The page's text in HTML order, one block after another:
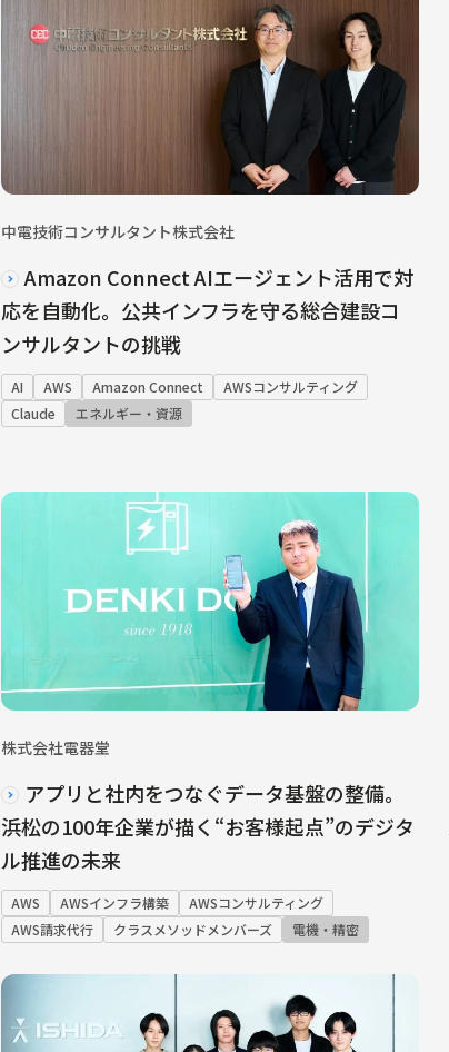
中電技術コンサルタント株式会社
Amazon Connect AIエージェント活用で対
応を自動化。公共インフラを守る総合建設コ
ンサルタントの挑戦
AI AWS Amazon Connect
AWSコンサルティング
Claude
エネルギー・資源
株式会社電器堂
アプリと社内をつなぐデータ基盤の整備。
浜松の100年企業が描く“お客様起点”のデジタ
ル推進の未来
AWS AWSインフラ構築
AWSコンサルティング
AWS請求代行
クラスメソッドメンバーズ 電機・精密